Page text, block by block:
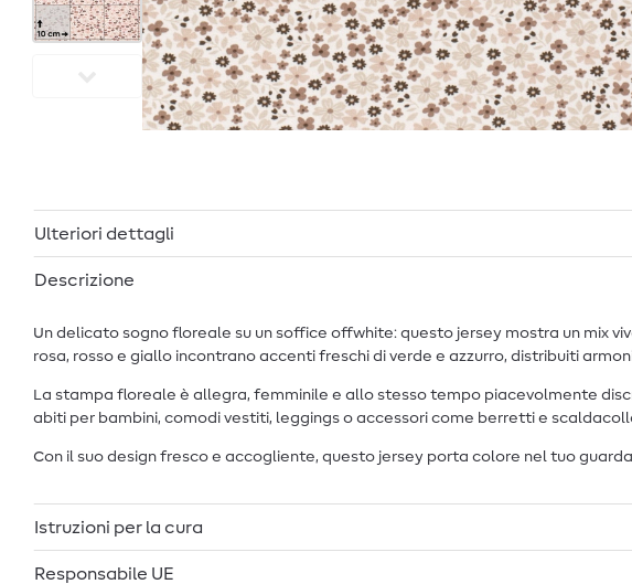
Ulteriori dettagli
Descrizione
Un delicato sogno floreale su un soffice offwhite: questo jersey mostra un mix
rosa, rosso e giallo incontrano accenti freschi di verde e azzurro, distribuiti
La stampa floreale è allegra, femminile e allo stesso tempo piacevolmente
abiti per bambini, comodi vestiti, leggings o accessori come berretti e
Con il suo design fresco e accogliente, questo jersey porta colore nel tuo
Istruzioni per la cura
Responsabile UE